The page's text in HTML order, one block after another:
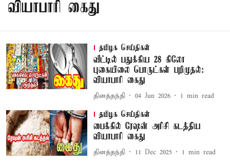
வியாபாரி கைது
தமிழக செய்திகள்
வீட்டில் பதுக்கிய 28 கிலோ
புகையிலை பொருட்கள் பறிமுதல்:
வியாபாரி கைது
தினத்தந்தி 04 Jun 2026 1 min read
தமிழக செய்திகள்
பைக்கில் ரேஷன் அரிசி கடத்திய
வியாபாரி கைது
தினத்தந்தி 11 Dec 2025 1 min read